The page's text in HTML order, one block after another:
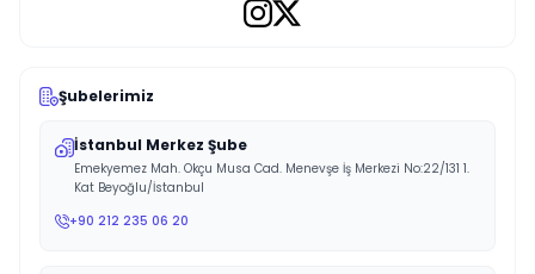
Şubelerimiz
İstanbul Merkez Şube
Emekyemez Mah. Okçu Musa Cad. Menevşe İş Merkezi No:22/131 1.
Kat Beyoğlu/İstanbul
+90 212 235 06 20